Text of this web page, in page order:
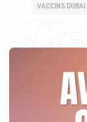
VACCINS DUBAI